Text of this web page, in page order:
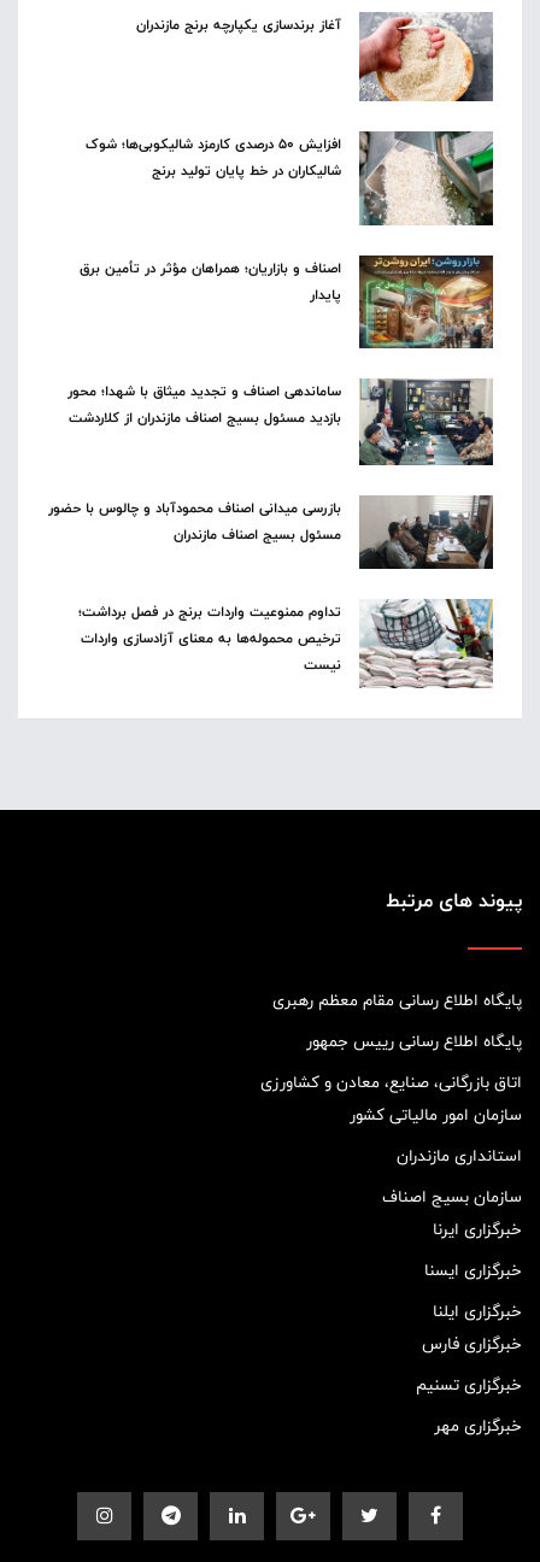
آغاز برندسازی یکپارچه برنج مازندران
افزایش ۵۰ درصدی کارمزد شالیکوبی‌ها؛ شوک
شالیکاران در خط پایان تولید برنج
اصناف و بازاریان؛ همراهان مؤثر در تأمین برق
پایدار
ساماندهی اصناف و تجدید میثاق با شهدا؛ محور
بازدید مسئول بسیج اصناف مازندران از کلاردشت
بازرسی میدانی اصناف محمودآباد و چالوس با حضور
مسئول بسیج اصناف مازندران
تداوم ممنوعیت واردات برنج در فصل برداشت؛
ترخیص محموله‌ها به معنای آزادسازی واردات
نیست
پیوند های مرتبط
پایگاه اطلاع رسانی مقام معظم رهبری
پایگاه اطلاع رسانی رییس جمهور
اتاق بازرگانی، صنایع، معادن و کشاورزی
سازمان امور مالیاتی کشور
استانداری مازندران
سازمان بسیج اصناف
خبرگزاری ایرنا
خبرگزاری ایسنا
خبرگزاری ایلنا
خبرگزاری فارس
خبرگزاری تسنیم
خبرگزاری مهر